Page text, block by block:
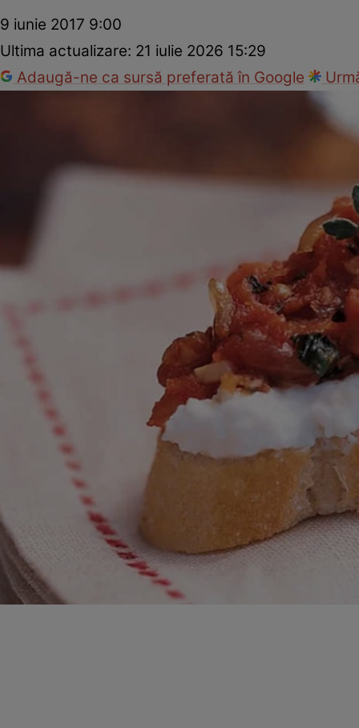
9 iunie 2017 9:00
Ultima actualizare: 21 iulie 2026 15:29
Adaugă-ne ca sursă preferată în Google